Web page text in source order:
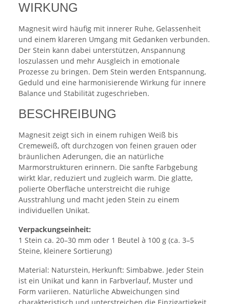
WIRKUNG
Magnesit wird häufig mit innerer Ruhe, Gelassenheit
und einem klareren Umgang mit Gedanken verbunden.
Der Stein kann dabei unterstützen, Anspannung
loszulassen und mehr Ausgleich in emotionale
Prozesse zu bringen. Dem Stein werden Entspannung,
Geduld und eine harmonisierende Wirkung für innere
Balance und Stabilität zugeschrieben.
BESCHREIBUNG
Magnesit zeigt sich in einem ruhigen Weiß bis
Cremeweiß, oft durchzogen von feinen grauen oder
bräunlichen Aderungen, die an natürliche
Marmorstrukturen erinnern. Die sanfte Farbgebung
wirkt klar, reduziert und zugleich warm. Die glatte,
polierte Oberfläche unterstreicht die ruhige
Ausstrahlung und macht jeden Stein zu einem
individuellen Unikat.
Verpackungseinheit:
1 Stein ca. 20–30 mm oder 1 Beutel à 100 g (ca. 3–5
Steine, kleinere Sortierung)
Material: Naturstein, Herkunft: Simbabwe. Jeder Stein
ist ein Unikat und kann in Farbverlauf, Muster und
Form variieren. Natürliche Abweichungen sind